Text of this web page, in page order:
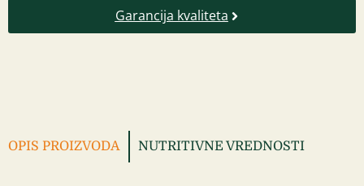
Garancija kvaliteta
OPIS PROIZVODA NUTRITIVNE VREDNOSTI